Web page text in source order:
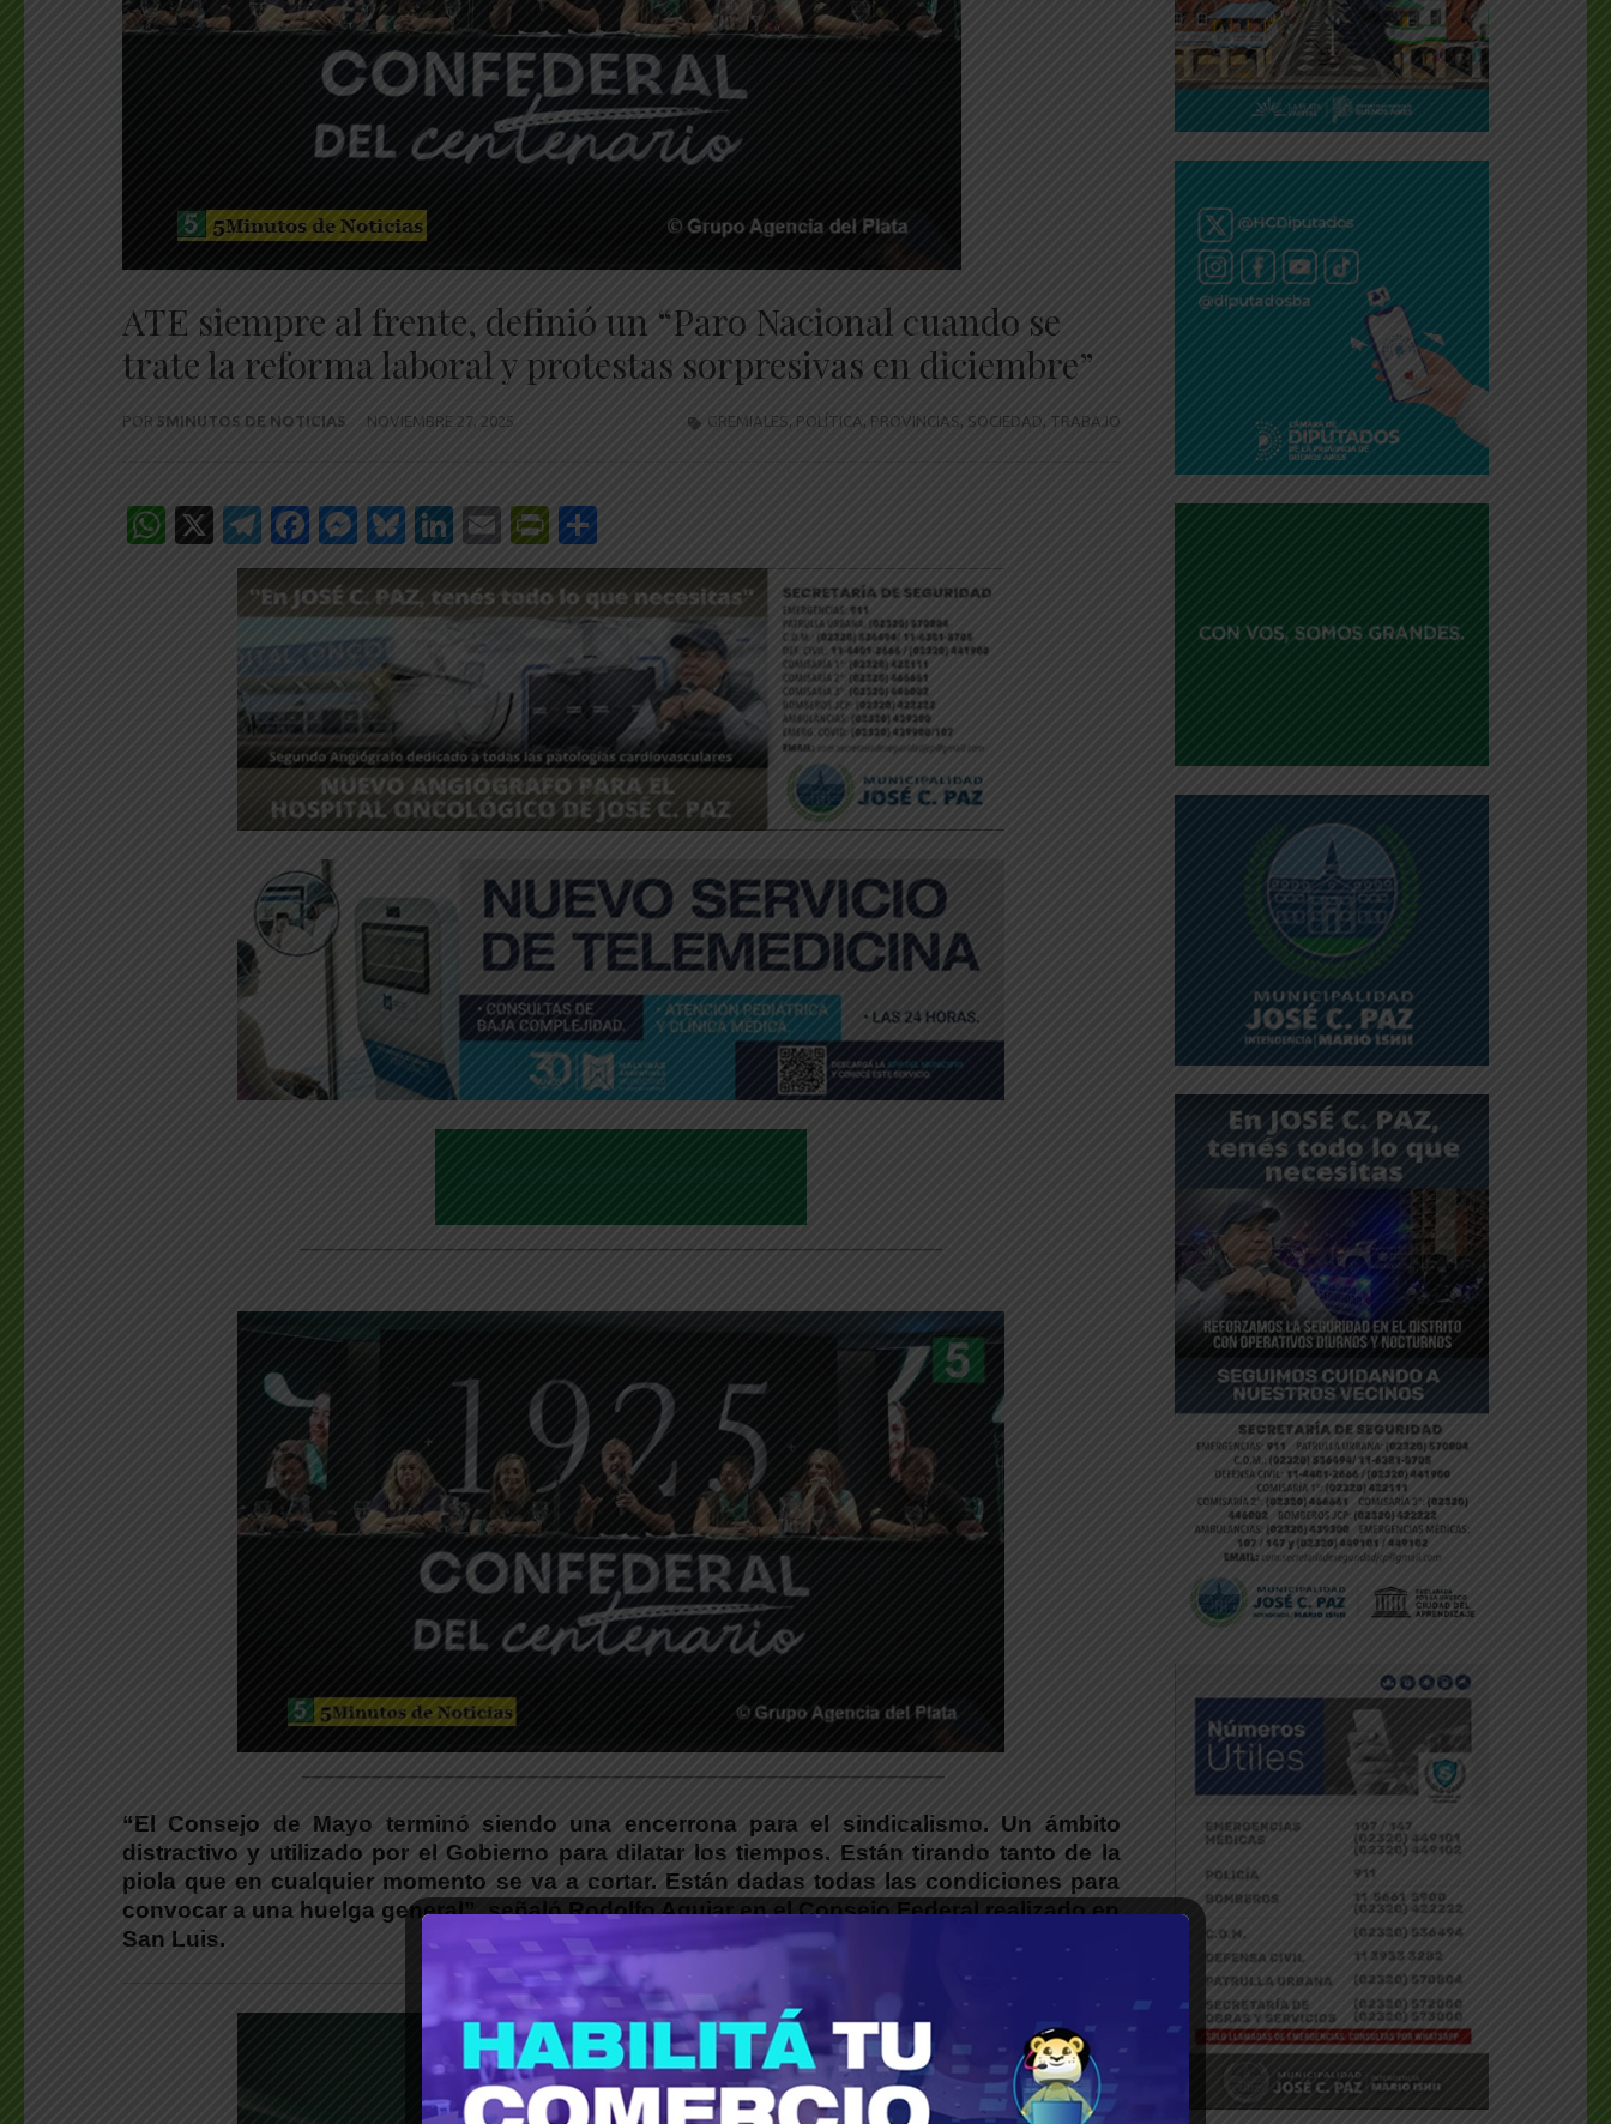
ATE siempre al frente, definió un “Paro Nacional cuando se
trate la reforma laboral y protestas sorpresivas en diciembre”
POR 5MINUTOS DE NOTICIAS NOVIEMBRE 27, 2025 GREMIALES, POLÍTICA , PROVINCIAS, SOCIEDAD, TRABAJO
WhatsApp
X Telegram
Facebook
Messenger
Bluesky
LinkedIn
EmailPrintFriendly
“El Consejo de Mayo terminó siendo una encerrona para el sindicalismo. Un ámbito
distractivo y utilizado por el Gobierno para dilatar los tiempos. Están tirando tanto de la
piola que en cualquier momento se va a cortar. Están dadas todas las condiciones para
convocar a una huelga general”, señaló Rodolfo Aguiar en el Consejo Federal realizado en
San Luis.